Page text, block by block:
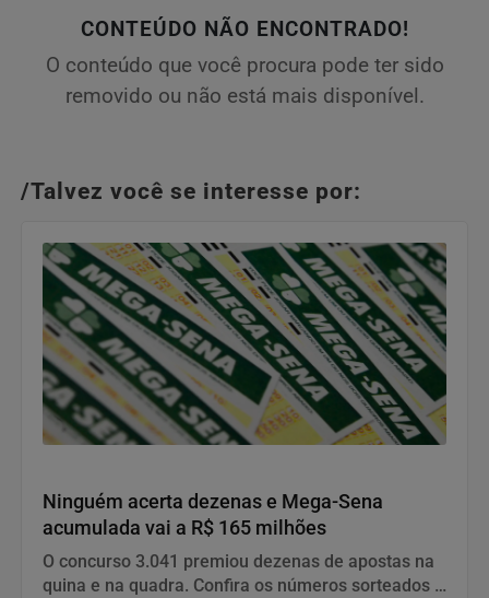
CONTEÚDO NÃO ENCONTRADO!
O conteúdo que você procura pode ter sido
removido ou não está mais disponível.
/Talvez você se interesse por:
Ninguém acerta dezenas e Mega-Sena
acumulada vai a R$ 165 milhões
O concurso 3.041 premiou dezenas de apostas na
quina e na quadra. Confira os números sorteados e